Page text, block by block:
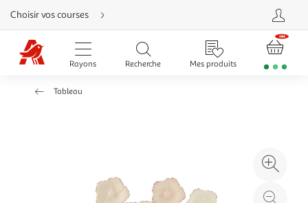
Aller
directement
au
contenu
Aller
directement
Aller
Choisir vos courses
Rayons Recherche Mes produits
Tableau